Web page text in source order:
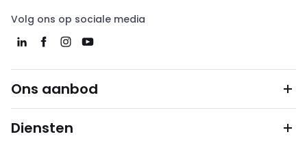
Volg ons op sociale media
Ons aanbod
Diensten